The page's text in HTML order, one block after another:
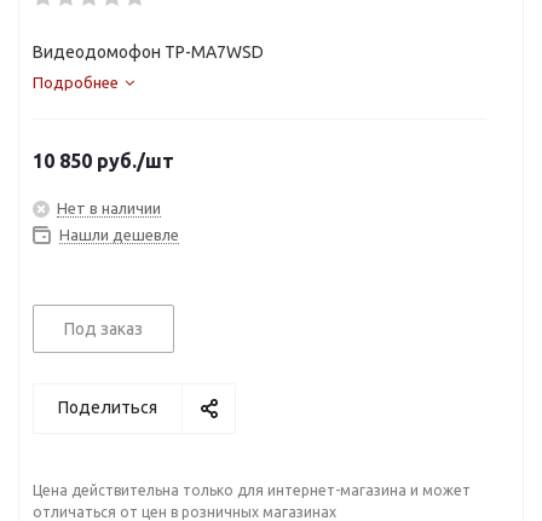
Видеодомофон TP-MA7WSD
Подробнее
10 850 руб./шт
Нет в наличии
Нашли дешевле
Под заказ
Поделиться
Цена действительна только для интернет-магазина и может
отличаться от цен в розничных магазинах